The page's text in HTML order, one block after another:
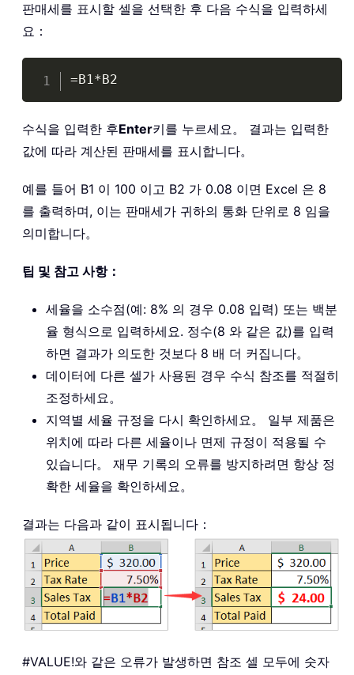
판매세를 표시할 셀을 선택한 후 다음 수식을 입력하세
요：
=B1*B2
수식을 입력한 후Enter키를 누르세요。 결과는 입력한
값에 따라 계산된 판매세를 표시합니다。
예를 들어 B1 이 100 이고 B2 가 0.08 이면 Excel 은 8
를 출력하며, 이는 판매세가 귀하의 통화 단위로 8 임을
의미합니다。
팁 및 참고 사항：
세율을 소수점(예: 8% 의 경우 0.08 입력) 또는 백분
율 형식으로 입력하세요. 정수(8 와 같은 값)를 입력
하면 결과가 의도한 것보다 8 배 더 커집니다。
데이터에 다른 셀가 사용된 경우 수식 참조를 적절히
조정하세요。
지역별 세율 규정을 다시 확인하세요。 일부 제품은
위치에 따라 다른 세율이나 면제 규정이 적용될 수
있습니다。 재무 기록의 오류를 방지하려면 항상 정
확한 세율을 확인하세요。
결과는 다음과 같이 표시됩니다：
#VALUE!와 같은 오류가 발생하면 참조 셀 모두에 숫자